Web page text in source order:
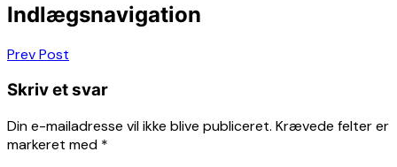
Indlægsnavigation
Prev Post
Skriv et svar
Din e-mailadresse vil ikke blive publiceret. Krævede felter er
markeret med *